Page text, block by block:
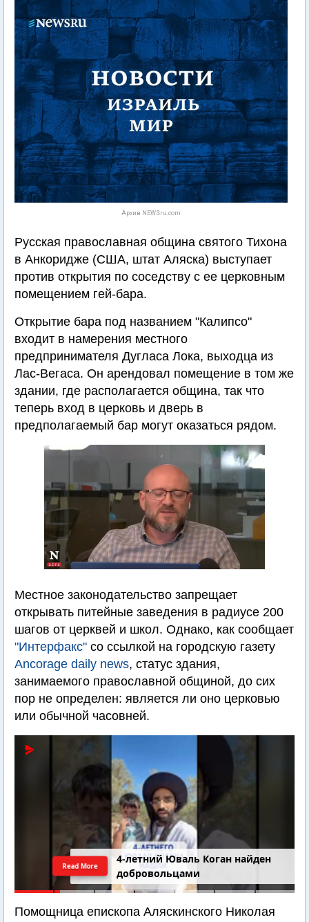
Архив NEWSru.com
Русская православная община святого Тихона
в Анкоридже (США, штат Аляска) выступает
против открытия по соседству с ее церковным
помещением гей-бара.
Открытие бара под названием "Калипсо"
входит в намерения местного
предпринимателя Дугласа Лока, выходца из
Лас-Вегаса. Он арендовал помещение в том же
здании, где располагается община, так что
теперь вход в церковь и дверь в
предполагаемый бар могут оказаться рядом.
Местное законодательство запрещает
открывать питейные заведения в радиусе 200
шагов от церквей и школ. Однако, как сообщает
"Интерфакс" со ссылкой на городскую газету
Ancorage daily news, статус здания,
занимаемого православной общиной, до сих
пор не определен: является ли оно церковью
или обычной часовней.
4-летний Юваль Коган найден
добровольцами
Read More
Помощница епископа Аляскинского Николая